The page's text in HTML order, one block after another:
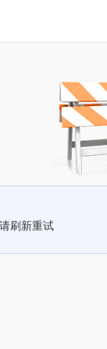
刷新重试